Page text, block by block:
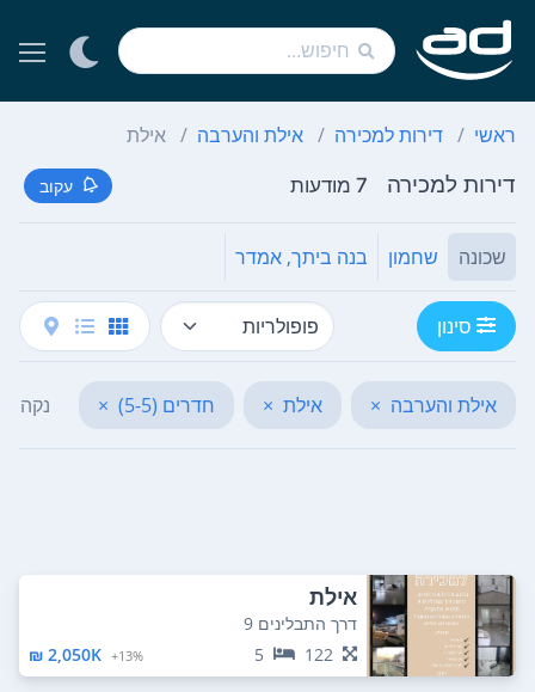
ראשי דירות למכירה אילת והערבה אילת
דירות למכירה 7 מודעות עקוב
שכונה שחמון בנה ביתך, אמדר
סינון
אילת והערבה × אילת × חדרים (5-5) × נקה
אילת
דרך התבלינים 9
122
5
13%+
2,050K ₪